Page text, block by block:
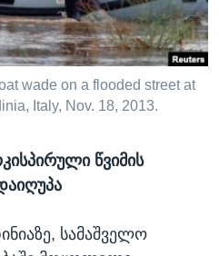
wade on a flooded street at
Italy, Nov. 18, 2013.
წვიმის
სამაშველო